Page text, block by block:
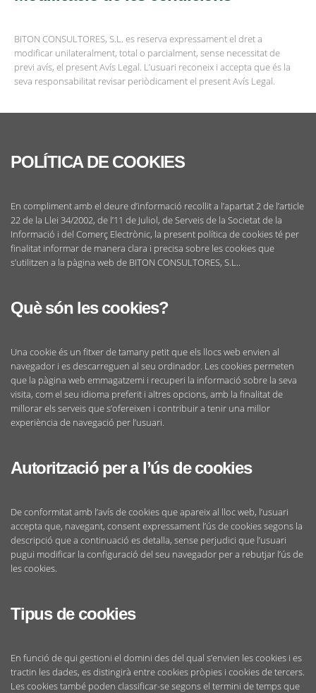
BITON CONSULTORES, S.L. es reserva expressament el dret a
modificar unilateralment, total o parcialment, sense necessitat de
previ avís, el present Avís Legal. L’usuari reconeix i accepta que és la
seva responsabilitat revisar periòdicament el present Avís Legal.
POLÍTICA DE COOKIES
En compliment amb el deure d’informació recollit a l’apartat 2 de l’article
22 de la Llei 34/2002, de l’11 de Juliol, de Serveis de la Societat de la
Informació i del Comerç Electrònic, la present política de cookies té per
finalitat informar de manera clara i precisa sobre les cookies que
s’utilitzen a la pàgina web de BITON CONSULTORES, S.L..
Què són les cookies?
Una cookie és un fitxer de tamany petit que els llocs web envien al
navegador i es descarreguen al seu ordinador. Les cookies permeten
que la pàgina web emmagatzemi i recuperi la informació sobre la seva
visita, com el seu idioma preferit i altres opcions, amb la finalitat de
millorar els serveis que s’ofereixen i contribuir a tenir una millor
experiència de navegació per l’usuari.
Autorització per a l’ús de cookies
De conformitat amb l’avís de cookies que apareix al lloc web, l’usuari
accepta que, navegant, consent expressament l’ús de cookies segons la
descripció que a continuació es detalla, sense perjudici que l’usuari
pugui modificar la configuració del seu navegador per a rebutjar l’ús de
les cookies.
Tipus de cookies
En funció de qui gestioni el domini des del qual s’envien les cookies i es
tractin les dades, es distingirà entre cookies pròpies i cookies de tercers.
Les cookies també poden classificar-se segons el termini de temps que